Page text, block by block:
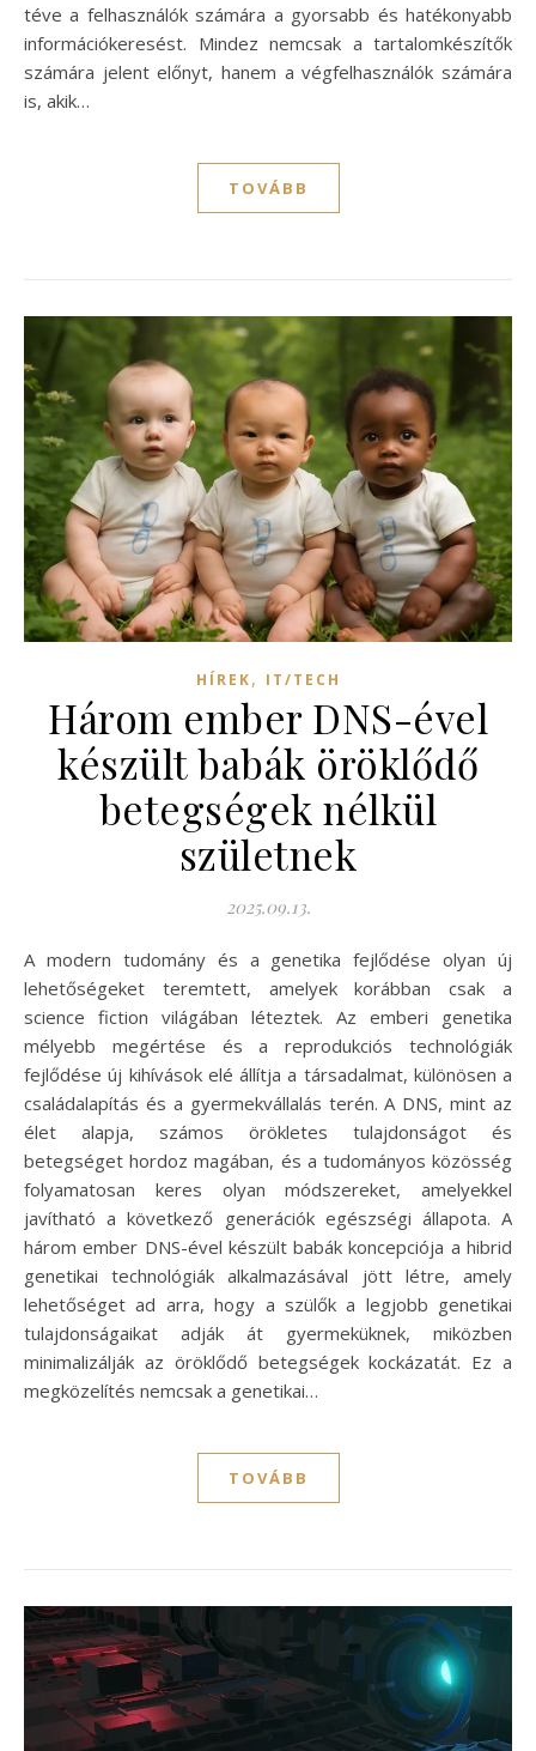
téve a felhasználók számára a gyorsabb és hatékonyabb
információkeresést. Mindez nemcsak a tartalomkészítők
számára jelent előnyt, hanem a végfelhasználók számára
is, akik…
TOVÁBB
HÍREK, IT/TECH
Három ember DNS-ével
készült babák öröklődő
betegségek nélkül
születnek
2025.09.13.
A modern tudomány és a genetika fejlődése olyan új
lehetőségeket teremtett, amelyek korábban csak a
science fiction világában léteztek. Az emberi genetika
mélyebb megértése és a reprodukciós technológiák
fejlődése új kihívások elé állítja a társadalmat, különösen a
családalapítás és a gyermekvállalás terén. A DNS, mint az
élet alapja, számos örökletes tulajdonságot és
betegséget hordoz magában, és a tudományos közösség
folyamatosan keres olyan módszereket, amelyekkel
javítható a következő generációk egészségi állapota. A
három ember DNS-ével készült babák koncepciója a hibrid
genetikai technológiák alkalmazásával jött létre, amely
lehetőséget ad arra, hogy a szülők a legjobb genetikai
tulajdonságaikat adják át gyermeküknek, miközben
minimalizálják az öröklődő betegségek kockázatát. Ez a
megközelítés nemcsak a genetikai…
TOVÁBB